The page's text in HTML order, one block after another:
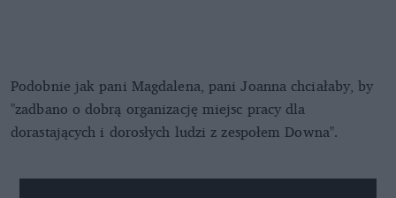
Podobnie jak pani Magdalena, pani Joanna chciałaby, by
"zadbano o dobrą organizację miejsc pracy dla
dorastających i dorosłych ludzi z zespołem Downa".